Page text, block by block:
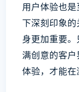
用户体验也
下深刻印象
身更加重要
满创意的客
体验，才能在